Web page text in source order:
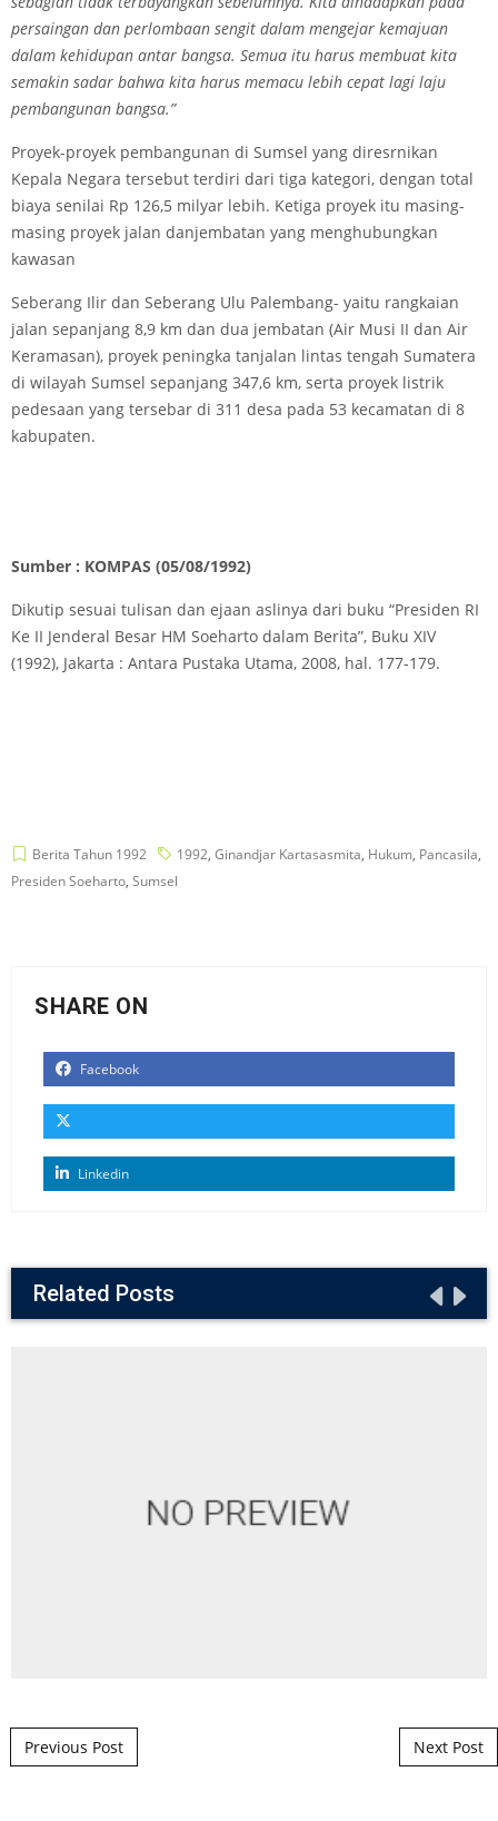
persaingan dan perlombaan sengit dalam mengejar kemajuan
dalam kehidupan antar bangsa. Semua itu harus membuat kita
semakin sadar bahwa kita harus memacu lebih cepat lagi laju
pembangunan bangsa.”
Proyek-proyek pembangunan di Sumsel yang diresrnikan
Kepala Negara tersebut terdiri dari tiga kategori, dengan total
biaya senilai Rp 126,5 milyar lebih. Ketiga proyek itu masing-
masing proyek jalan danjembatan yang menghubungkan
kawasan
Seberang Ilir dan Seberang Ulu Palembang- yaitu rangkaian
jalan sepanjang 8,9 km dan dua jembatan (Air Musi II dan Air
Keramasan), proyek peningka tanjalan lintas tengah Sumatera
di wilayah Sumsel sepanjang 347,6 km, serta proyek listrik
pedesaan yang tersebar di 311 desa pada 53 kecamatan di 8
kabupaten.
Sumber : KOMPAS (05/08/1992)
Dikutip sesuai tulisan dan ejaan aslinya dari buku “Presiden RI
Ke II Jenderal Besar HM Soeharto dalam Berita”, Buku XIV
(1992), Jakarta : Antara Pustaka Utama, 2008, hal. 177-179.
Berita Tahun 1992 1992, Ginandjar Kartasasmita, Hukum, Pancasila,
Presiden Soeharto, Sumsel
SHARE ON
Facebook
Linkedin
Related Posts
Post navigation
Previous Post Next Post